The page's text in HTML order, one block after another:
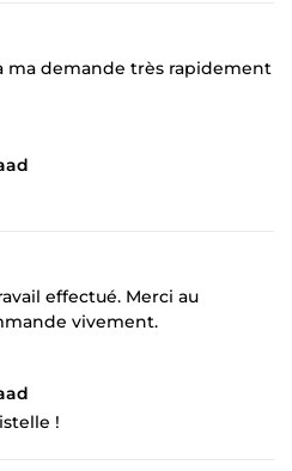
ma demande très rapidement
effectué. Merci au
vivement.
!